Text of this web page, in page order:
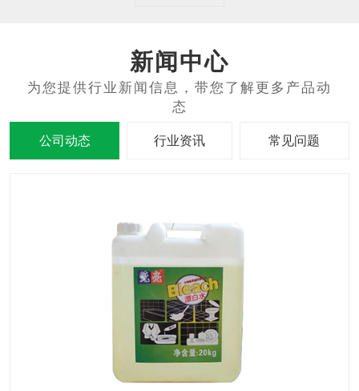
新闻中心
公司动态 行业资讯 常见问题